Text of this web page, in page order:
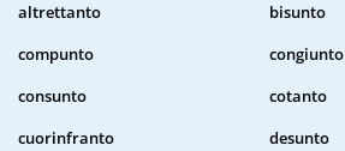
altrettanto
bisunto
compunto
congiunto
consunto
cotanto
cuorinfranto
desunto